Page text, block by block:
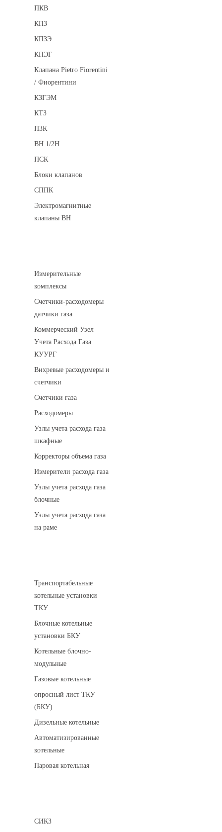
ПКВ
КПЗ
КПЗЭ
КПЭГ
Клапана Pietro Fiorentini
/ Фиорентини
КЗГЭМ
КТЗ
ПЗК
ВН 1/2Н
ПСК
Блоки клапанов
СППК
Электромагнитные
клапаны ВН
Измерительные
комплексы
Счетчики-расходомеры
датчики газа
Коммерческий Узел
Учета Расхода Газа
КУУРГ
Вихревые расходомеры и
счетчики
Счетчики газа
Расходомеры
Узлы учета расхода газа
шкафные
Корректоры объема газа
Измерители расхода газа
Узлы учета расхода газа
блочные
Узлы учета расхода газа
на раме
Транспортабельные
котельные установки
ТКУ
Блочные котельные
установки БКУ
Котельные блочно-
модульные
Газовые котельные
опросный лист ТКУ
(БКУ)
Дизельные котельные
Автоматизированные
котельные
Паровая котельная
СИКЗ